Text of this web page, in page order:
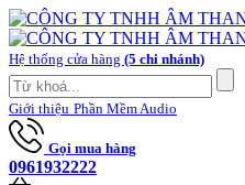
Hệ thống cửa hàng (5 chi nhánh)
Giới thiệu Phần Mềm Audio
Gọi mua hàng
0961932222